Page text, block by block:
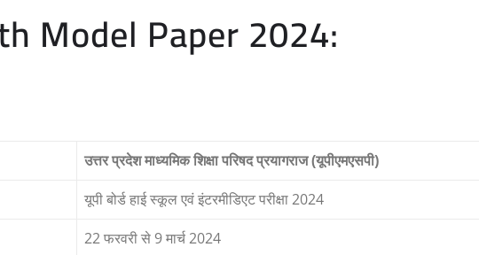
Model Paper 2024:
उत्तर प्रदेश माध्यमिक शिक्षा परिषद प्रयागराज (यूपीएमएसपी)
यूपी बोर्ड हाई स्कूल एवं इंटरमीडिएट परीक्षा 2024
22 फरवरी से 9 मार्च 2024